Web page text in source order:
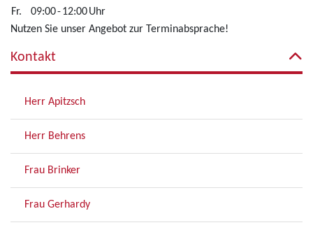
Fr.
09:00-12:00Uhr
Nutzen Sie unser Angebot zur Terminabsprache!
Kontakt
Herr Apitzsch
Herr Behrens
Frau Brinker
Frau Gerhardy